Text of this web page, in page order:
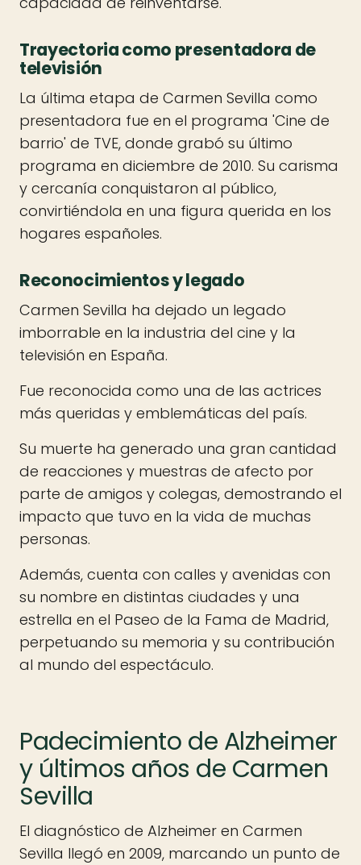
Trayectoria como presentadora de
televisión
La última etapa de Carmen Sevilla como
presentadora fue en el programa 'Cine de
barrio' de TVE, donde grabó su último
programa en diciembre de 2010. Su carisma
y cercanía conquistaron al público,
convirtiéndola en una figura querida en los
hogares españoles.
Reconocimientos y legado
Carmen Sevilla ha dejado un legado
imborrable en la industria del cine y la
televisión en España.
Fue reconocida como una de las actrices
más queridas y emblemáticas del país.
Su muerte ha generado una gran cantidad
de reacciones y muestras de afecto por
parte de amigos y colegas, demostrando el
impacto que tuvo en la vida de muchas
personas.
Además, cuenta con calles y avenidas con
su nombre en distintas ciudades y una
estrella en el Paseo de la Fama de Madrid,
perpetuando su memoria y su contribución
al mundo del espectáculo.
Padecimiento de Alzheimer
y últimos años de Carmen
Sevilla
El diagnóstico de Alzheimer en Carmen
Sevilla llegó en 2009, marcando un punto de